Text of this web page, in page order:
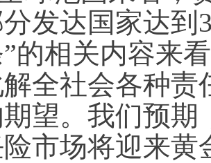
发达国家达到
的相关内容来
全社会各种
望。我们预期
市场将迎来黄